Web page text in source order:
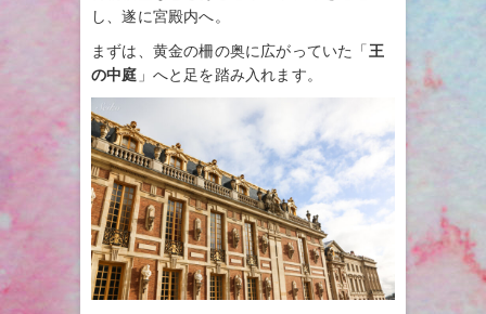
し、遂に宮殿内へ。
まずは、黄金の柵の奥に広がっていた「王
の中庭 」へと足を踏み入れます。